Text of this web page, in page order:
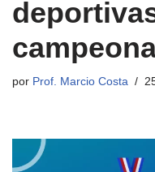
por Prof. Marcio Costa